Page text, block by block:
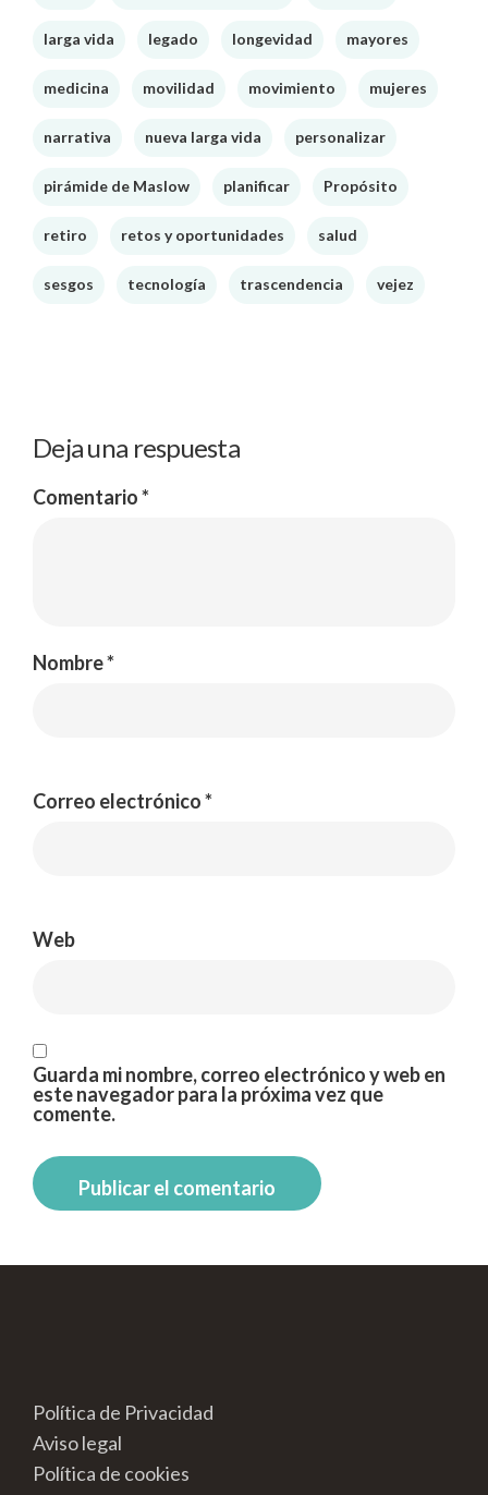
larga vida legado longevidad mayores
medicina movilidad movimiento mujeres
narrativa nueva larga vida personalizar
pirámide de Maslow planificar Propósito
retiro retos y oportunidades salud
sesgos tecnología trascendencia vejez
Deja una respuesta
Comentario*
Nombre*
Correo electrónico*
Web
Guarda mi nombre, correo electrónico y web en
este navegador para la próxima vez que
comente.
Política de Privacidad
Aviso legal
Política de cookies